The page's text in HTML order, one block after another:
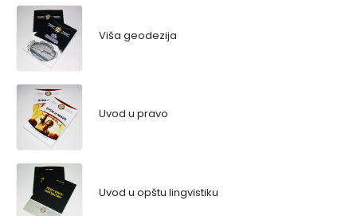
Viša geodezija
Uvod u pravo
Uvod u opštu lingvistiku